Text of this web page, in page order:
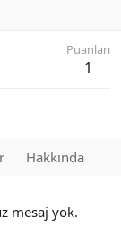
Puanları
1
Hakkında
mesaj yok.